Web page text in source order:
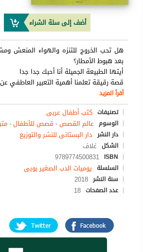
أضف إلى سلة الشراء
هل تحب الخروج للتنزه والهواء المنعش
بعد هبوط الأمطار؟
أيتها الطبيعة الجميلة أنا أحبك جدا جدا
قصة رقيقة تعلمنا أهمية التعبير العاطفي
أقرأ المزيد
تصنيفات كتب أطفال عربى
الوسوم عالم القصص- قصص للأطفال-
دار النشر دار البستانى للنشر والتوزيع
الشكل غلاف
ISBN
9789774500831
السلسلة يوميات الدب الصغير بوبى
سنة النشر 2018
عدد الصفحات 18